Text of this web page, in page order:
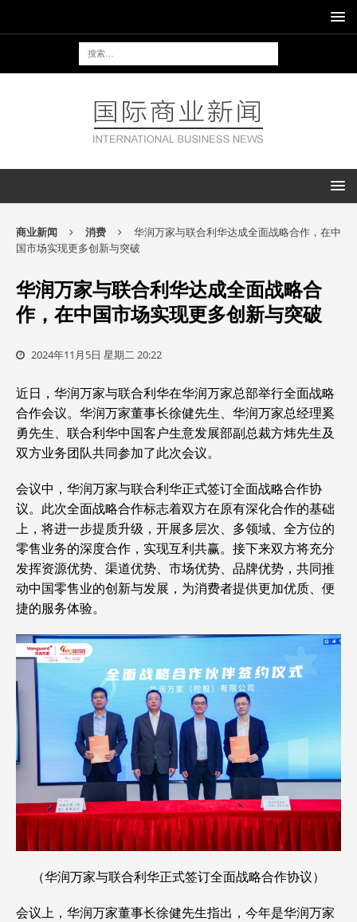
商业新闻 消费
华润万家与联合利华达成全面战略合作，在中
国市场实现更多创新与突破
华润万家与联合利华达成全面战略合
作，在中国市场实现更多创新与突破
2024年11月5日 星期二 20:22
近日，华润万家与联合利华在华润万家总部举行全面战略
合作会议。华润万家董事长徐健先生、华润万家总经理奚
勇先生、联合利华中国客户生意发展部副总裁方炜先生及
双方业务团队共同参加了此次会议。
会议中，华润万家与联合利华正式签订全面战略合作协
议。此次全面战略合作标志着双方在原有深化合作的基础
上，将进一步提质升级，开展多层次、多领域、全方位的
零售业务的深度合作，实现互利共赢。接下来双方将充分
发挥资源优势、渠道优势、市场优势、品牌优势，共同推
动中国零售业的创新与发展，为消费者提供更加优质、便
捷的服务体验。
（华润万家与联合利华正式签订全面战略合作协议）
会议上，华润万家董事长徐健先生指出，今年是华润万家